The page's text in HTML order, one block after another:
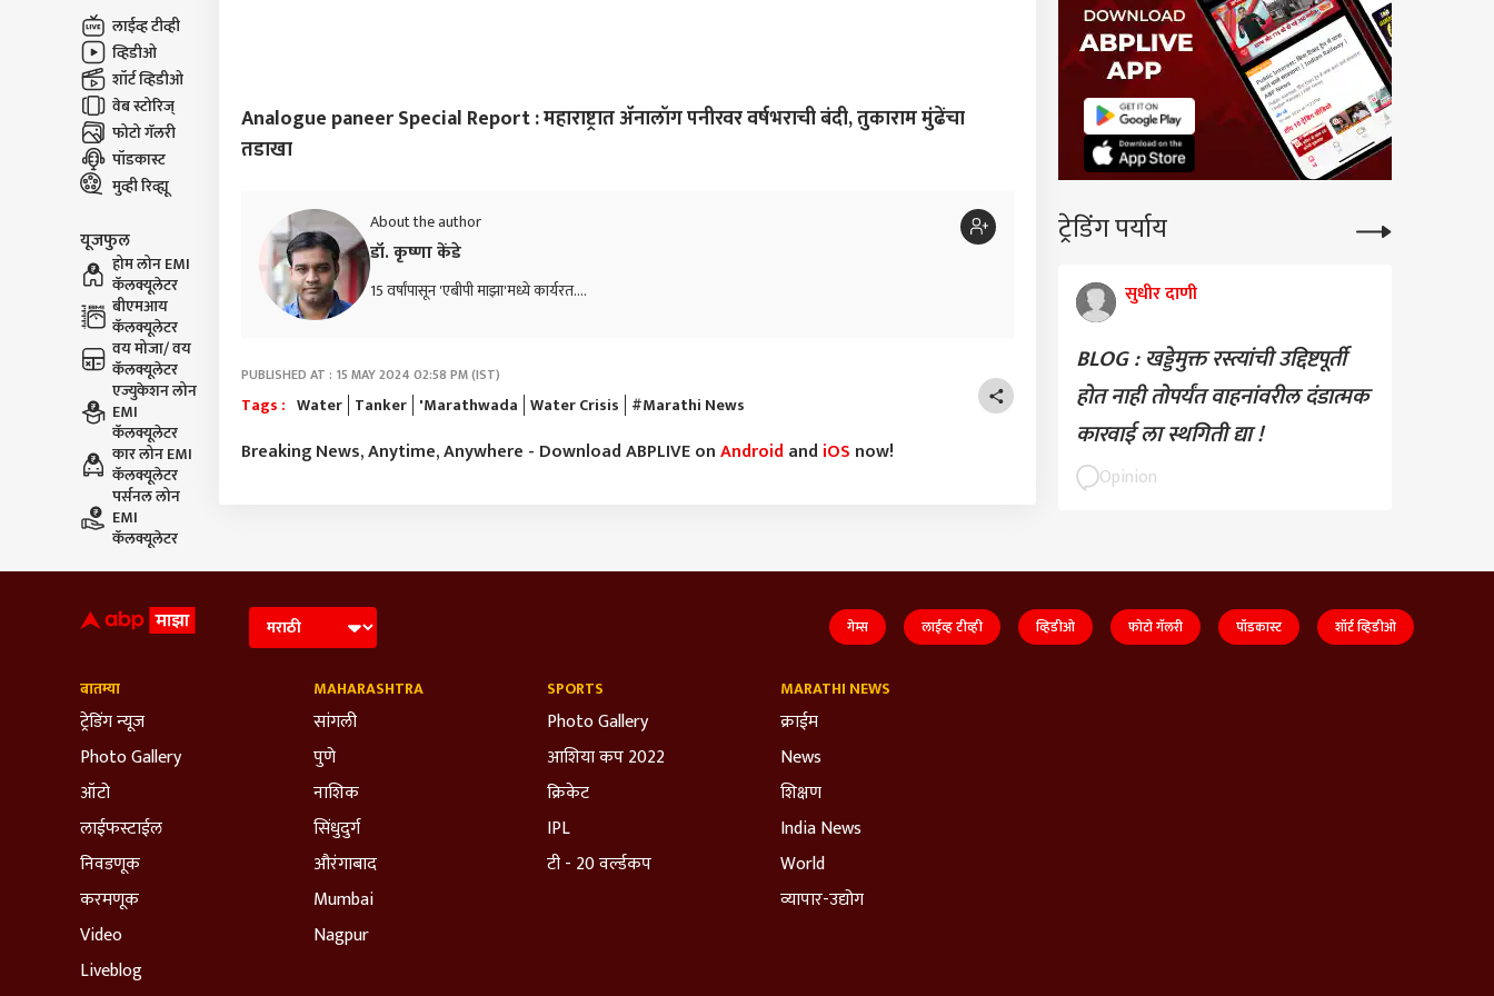
लाईव्ह टीव्ही
व्हिडीओ
शॉर्ट व्हिडीओ
वेब स्टोरिज्
फोटो गॅलरी
पॉडकास्ट
मुव्ही रिव्ह्यू
यूजफुल
होम लोन EMI
कॅलक्यूलेटर
बीएमआय
कॅलक्यूलेटर
वय मोजा/ वय
कॅलक्यूलेटर
एज्युकेशन लोन
EMI
कॅलक्यूलेटर
कार लोन EMI
कॅलक्यूलेटर
पर्सनल लोन
EMI
कॅलक्यूलेटर
Analogue paneer Special Report : महाराष्ट्रात ॲनालॉग पनीरवर वर्षभराची बंदी, तुकाराम मुंढेंचा
तडाखा
About the author
डॉ. कृष्णा केंडे
15 वर्षांपासून 'एबीपी माझा'मध्ये कार्यरत....
PUBLISHED AT : 15 MAY 2024 02:58 PM (IST)
Tags : Water Tanker 'Marathwada Water Crisis #Marathi News
Breaking News, Anytime, Anywhere - Download ABPLIVE onAndroid and iOS now!
ट्रेडिंग पर्याय
सुधीर दाणी
BLOG : खड्डेमुक्त रस्त्यांची उद्दिष्टपूर्ती
होत नाही तोपर्यंत वाहनांवरील दंडात्मक
कारवाई ला स्थगिती द्या !
Opinion
गेम्स लाईव्ह टीव्ही व्हिडीओ फोटो गॅलरी पॉडकास्ट शॉर्ट व्हिडीओ
बातम्या
ट्रेडिंग न्यूज
Photo Gallery
ऑटो
लाईफस्टाईल
निवडणूक
करमणूक
Video
Liveblog
MAHARASHTRA
सांगली
पुणे
नाशिक
सिंधुदुर्ग
औरंगाबाद
Mumbai
Nagpur
SPORTS
Photo Gallery
आशिया कप 2022
क्रिकेट
IPL
टी - 20 वर्ल्डकप
MARATHI NEWS
क्राईम
News
शिक्षण
India News
World
व्यापार-उद्योग